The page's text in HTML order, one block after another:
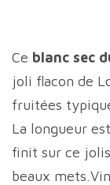
Ce blanc sec
joli flacon de
fruitées
La longueur
finit sur ce
beaux